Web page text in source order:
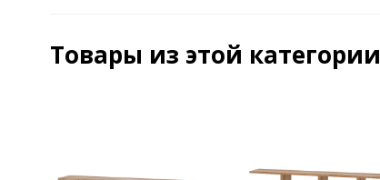
Товары из этой категории